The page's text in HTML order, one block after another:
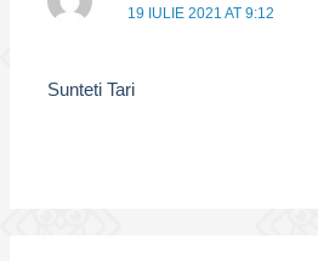
19 IULIE 2021 AT 9:12
Sunteti Tari